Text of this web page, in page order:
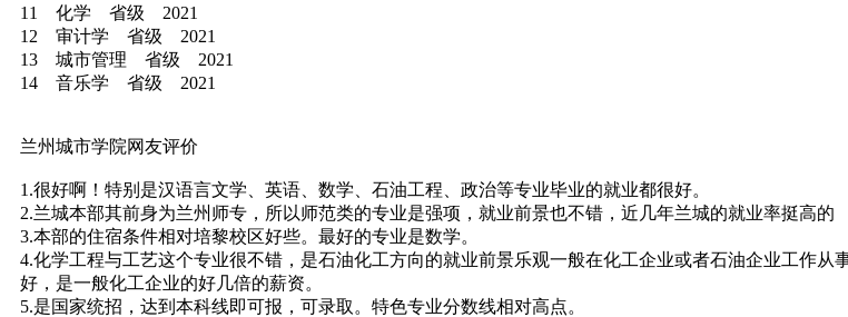
11 化学 省级 2021
12 审计学 省级 2021
13 城市管理 省级 2021
14 音乐学 省级 2021
兰州城市学院网友评价
1.很好啊！特别是汉语言文学、英语、数学、石油工程、政治等专业毕业的就业都很好。
2.兰城本部其前身为兰州师专，所以师范类的专业是强项，就业前景也不错，近几年兰城的就业率挺高的
3.本部的住宿条件相对培黎校区好些。最好的专业是数学。
4.化学工程与工艺这个专业很不错，是石油化工方向的就业前景乐观一般在化工企业或者石油企业工作
好，是一般化工企业的好几倍的薪资。
5.是国家统招，达到本科线即可报，可录取。特色专业分数线相对高点。